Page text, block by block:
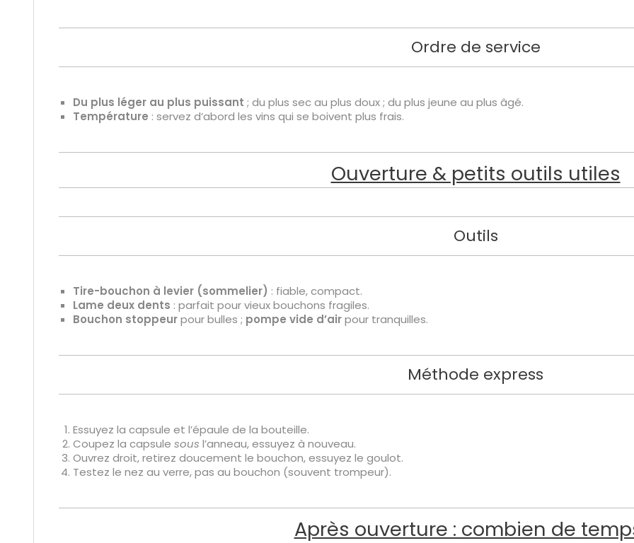
Ordre de service
Du plus léger au plus puissant ; du plus sec au plus doux ; du plus jeune au plus âgé.
Température : servez d’abord les vins qui se boivent plus frais.
Ouverture & petits outils utiles
Outils
Tire-bouchon à levier (sommelier) : fiable, compact.
Lame deux dents : parfait pour vieux bouchons fragiles.
Bouchon stoppeurpour bulles ; pompe vide d’airpour tranquilles.
Méthode express
Essuyez la capsule et l’épaule de la bouteille.
Coupez la capsule sous l’anneau, essuyez à nouveau.
Ouvrez droit, retirez doucement le bouchon, essuyez le goulot.
Testez le nez au verre, pas au bouchon (souvent trompeur).
Après ouverture : combien de